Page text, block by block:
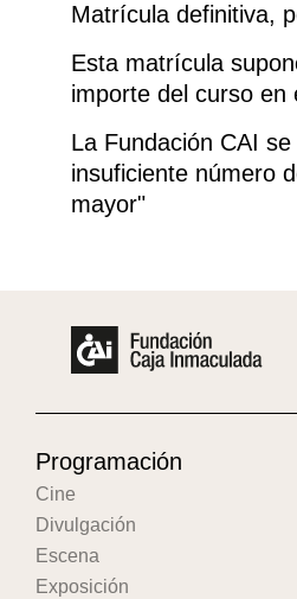
Matrícula definitiva,
Esta matrícula
importe del curso en
La Fundación CAI
insuficiente número
mayor"
Programación
Cine
Divulgación
Escena
Exposición